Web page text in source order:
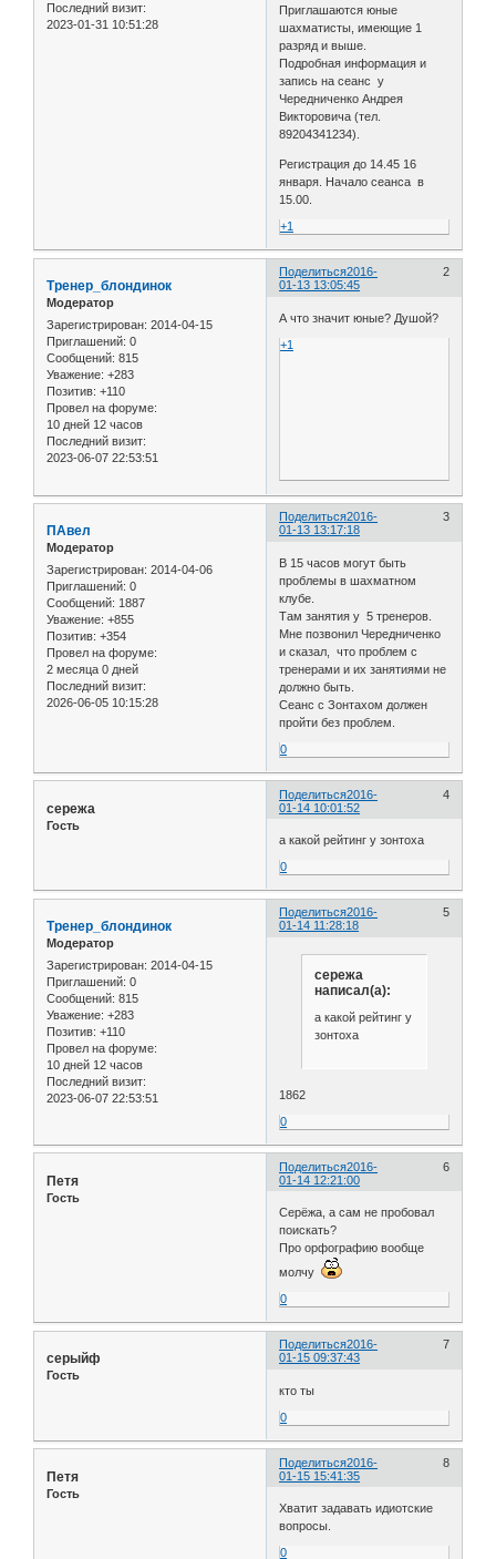
Последний визит:
2023-01-31 10:51:28
Приглашаются юные
шахматисты, имеющие 1
разряд и выше.
Подробная информация и
запись на сеанс у
Чередниченко Андрея
Викторовича (тел.
89204341234).
Регистрация до 14.45 16
января. Начало сеанса в
15.00.
+1
Поделиться 2
2016-
01-13 13:05:45
Тренер_блондинок
Модератор
Зарегистрирован: 2014-04-15
Приглашений: 0
Сообщений: 815
Уважение: +283
Позитив: +110
Провел на форуме:
10 дней 12 часов
Последний визит:
2023-06-07 22:53:51
А что значит юные? Душой?
+1
Поделиться 3
2016-
01-13 13:17:18
ПАвел
Модератор
Зарегистрирован: 2014-04-06
Приглашений: 0
Сообщений: 1887
Уважение: +855
Позитив: +354
Провел на форуме:
2 месяца 0 дней
Последний визит:
2026-06-05 10:15:28
В 15 часов могут быть
проблемы в шахматном
клубе.
Там занятия у 5 тренеров.
Мне позвонил Чередниченко
и сказал, что проблем с
тренерами и их занятиями не
должно быть.
Сеанс с Зонтахом должен
пройти без проблем.
0
Поделиться 4
2016-
01-14 10:01:52
сережа
Гость
а какой рейтинг у зонтоха
0
Поделиться 5
2016-
01-14 11:28:18
Тренер_блондинок
Модератор
Зарегистрирован: 2014-04-15
Приглашений: 0
Сообщений: 815
Уважение: +283
Позитив: +110
Провел на форуме:
10 дней 12 часов
Последний визит:
2023-06-07 22:53:51
сережа
написал(а):
а какой рейтинг у
зонтоха
1862
0
Поделиться 6
2016-
01-14 12:21:00
Петя
Гость
Серёжа, а сам не пробовал
поискать?
Про орфографию вообще
молчу
0
Поделиться 7
2016-
01-15 09:37:43
серыйф
Гость
кто ты
0
Поделиться 8
2016-
01-15 15:41:35
Петя
Гость
Хватит задавать идиотские
вопросы.
0